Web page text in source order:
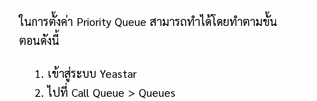
ในการตั้งค่า Priority Queue สามารถทำได้โดยทำตามขั้น
ตอนดังนี้
เข้าสู่ระบบ Yeastar
ไปที่ Call Queue > Queues